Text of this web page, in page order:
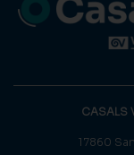
CASALS
17860